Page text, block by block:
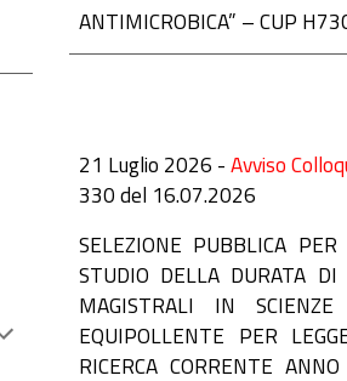
ANTIMICROBICA” – CUP
21 Luglio 2026 -Avviso
330del 16.07.2026
SELEZIONE PUBBLICA PER
STUDIO DELLA DURATA
MAGISTRALI IN
EQUIPOLLENTE PER
RICERCA CORRENTE